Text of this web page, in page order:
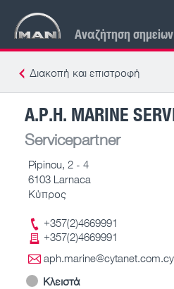
Αναζήτηση
Διακοπή και επιστροφή
A.P.H. MARINE
Servicepartner
Pipinou, 2 - 4
6103 Larnaca
Κύπρος
+357(2)4669991
+357(2)4669991
aph.marine@cytanet.com.cy
Κλειστά